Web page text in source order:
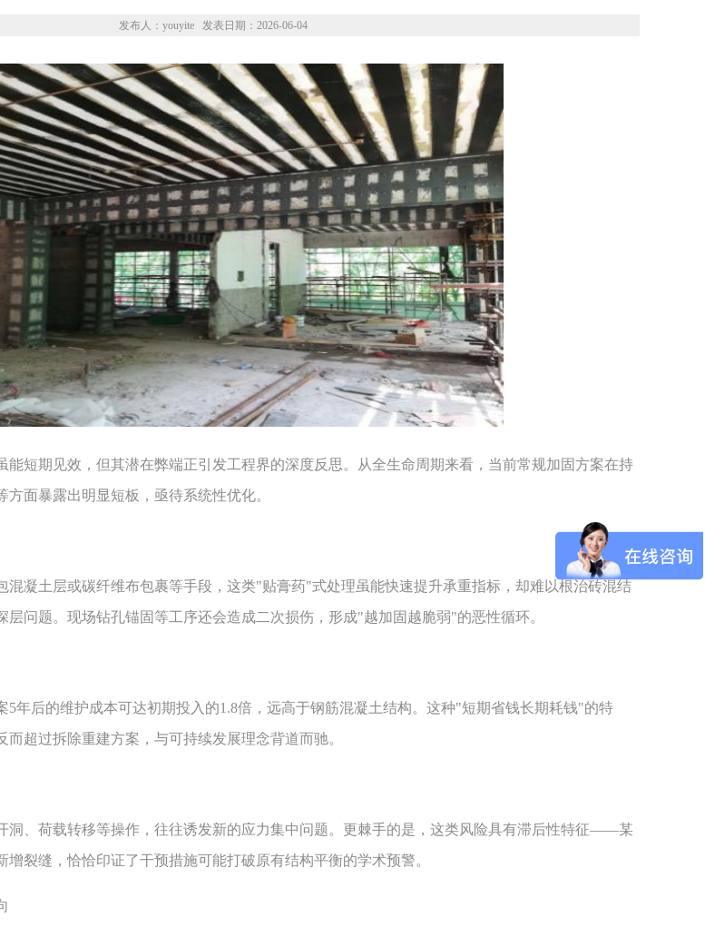
发布人：youyite 发表日期：2026-06-04
短期见效，但其潜在弊端正引发工程界的深度反思。从全生命周期来看，当前常规加固方案在持
面暴露出明显短板，亟待系统性优化。
凝土层或碳纤维布包裹等手段，这类"贴膏药"式处理虽能快速提升承重指标，却难以根治砖混结
问题。现场钻孔锚固等工序还会造成二次损伤，形成"越加固越脆弱"的恶性循环。
后的维护成本可达初期投入的1.8倍，远高于钢筋混凝土结构。这种"短期省钱长期耗钱"的特
超过拆除重建方案，与可持续发展理念背道而驰。
、荷载转移等操作，往往诱发新的应力集中问题。更棘手的是，这类风险具有滞后性特征——某
裂缝，恰恰印证了干预措施可能打破原有结构平衡的学术预警。